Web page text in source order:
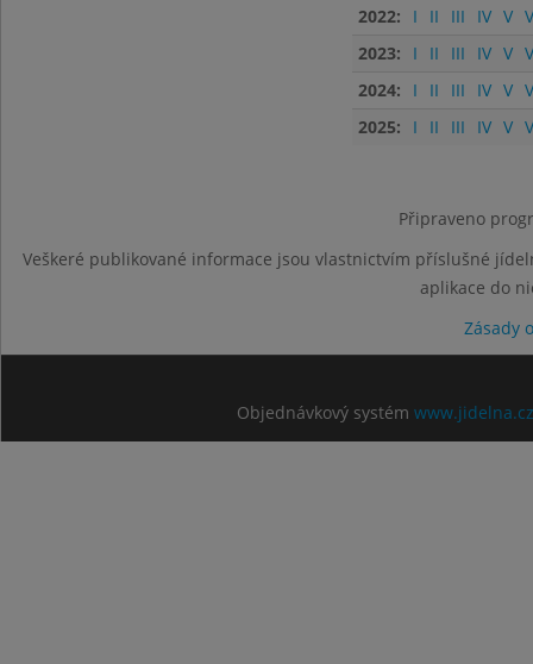
2022:
I II III IV V
2023:
I II III IV V
2024:
I II III IV V
2025:
I II III IV V
Připraveno
Veškeré publikované informace jsou vlastnictvím příslušné
aplikace do
Zásady
Objednávkový systém www.jidelna.cz